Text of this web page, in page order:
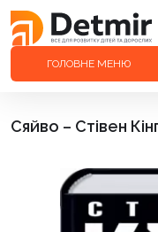
ГОЛОВНЕ МЕНЮ
Сяйво – Стівен